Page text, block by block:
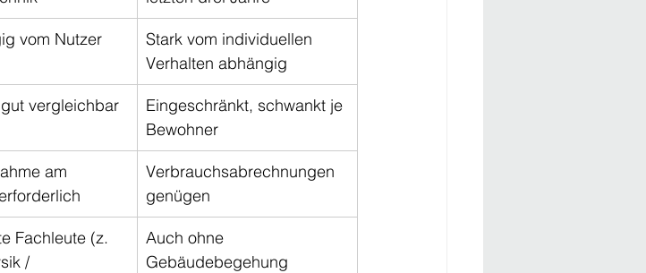
vom Nutzer
Stark vom individuellen
Verhalten abhängig
vergleichbar
Eingeschränkt, schwankt je
Bewohner
am
Verbrauchsabrechnungen
genügen
Fachleute (z.
/
Auch ohne
Gebäudebegehung